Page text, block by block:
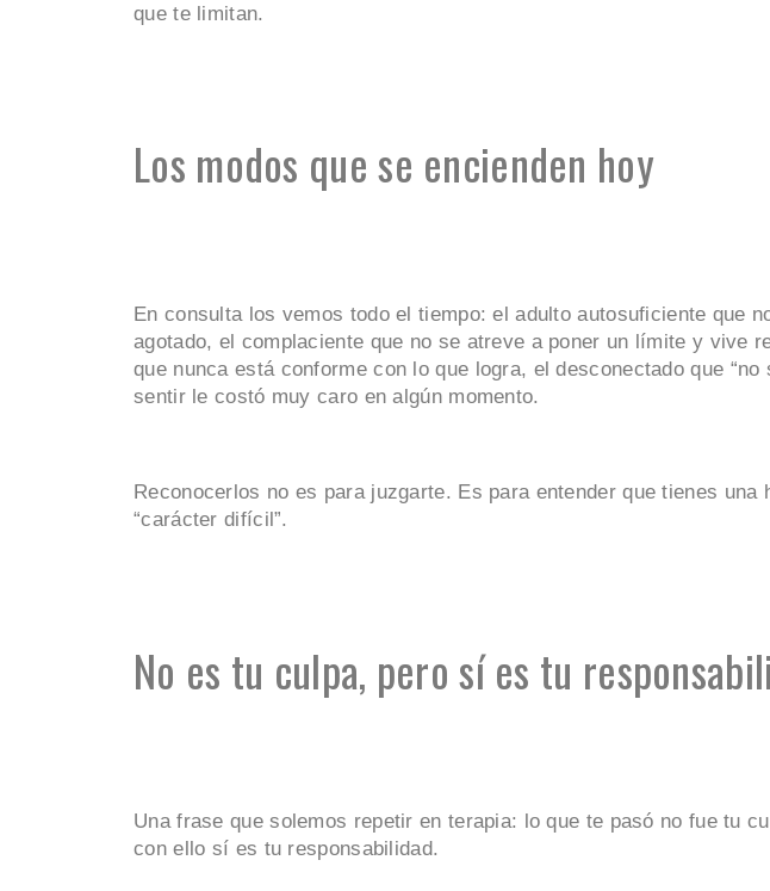
que te limitan.
Los modos que se encienden hoy
En consulta los vemos todo el tiempo: el adulto autosuficiente que
agotado, el complaciente que no se atreve a poner un límite y vive
que nunca está conforme con lo que logra, el desconectado que “no
sentir le costó muy caro en algún momento.
Reconocerlos no es para juzgarte. Es para entender que tienes una
“carácter difícil”.
No es tu culpa, pero sí es tu
Una frase que solemos repetir en terapia: lo que te pasó no fue tu
con ello sí es tu responsabilidad.